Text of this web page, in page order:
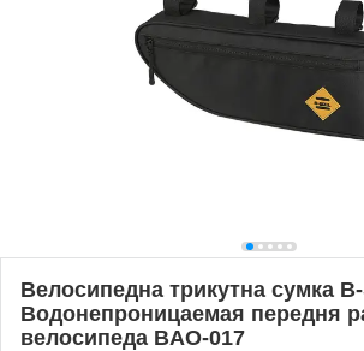
Велосипедна трикутна сумка
Водонепроницаемая передня
велосипеда BAO-017